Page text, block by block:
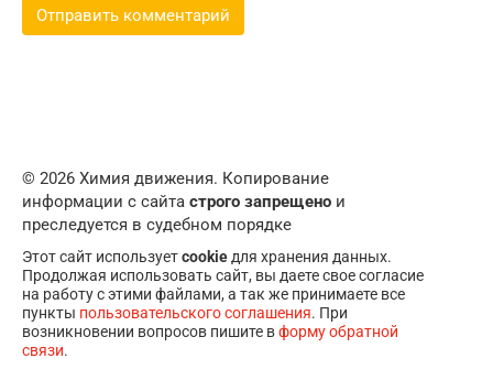
© 2026 Химия движения. Копирование
информации с сайта строго запрещено и
преследуется в судебном порядке
Этот сайт используетcookie для хранения данных.
Продолжая использовать сайт, вы даете свое согласие
на работу с этими файлами, а так же принимаете все
пункты пользовательского соглашения. При
возникновении вопросов пишите вформу обратной
связи.